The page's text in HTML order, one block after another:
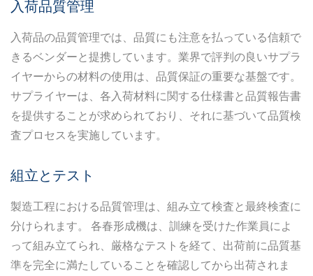
入荷品質管理
入荷品の品質管理では、品質にも注意を払っている信頼で
きるベンダーと提携しています。業界で評判の良いサプラ
イヤーからの材料の使用は、品質保証の重要な基盤です。
サプライヤーは、各入荷材料に関する仕様書と品質報告書
を提供することが求められており、それに基づいて品質検
査プロセスを実施しています。
組立とテスト
製造工程における品質管理は、組み立て検査と最終検査に
分けられます。 各春形成機は、訓練を受けた作業員によ
って組み立てられ、厳格なテストを経て、出荷前に品質基
準を完全に満たしていることを確認してから出荷されま